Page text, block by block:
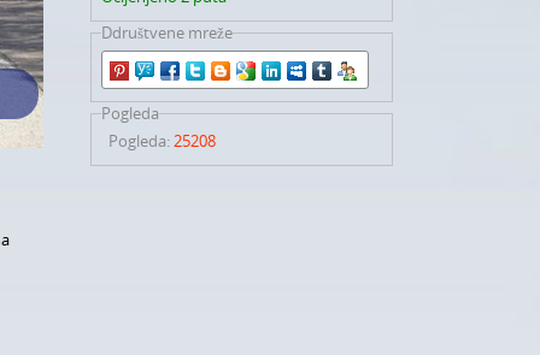
Ddruštvene mreže
Pogleda
Pogleda:25208